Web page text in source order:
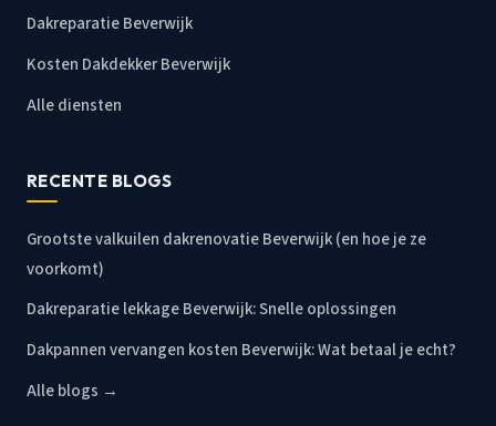
Dakreparatie Beverwijk
Kosten Dakdekker Beverwijk
Alle diensten
RECENTE BLOGS
Grootste valkuilen dakrenovatie Beverwijk (en hoe je ze
voorkomt)
Dakreparatie lekkage Beverwijk: Snelle oplossingen
Dakpannen vervangen kosten Beverwijk: Wat betaal je echt?
Alle blogs →